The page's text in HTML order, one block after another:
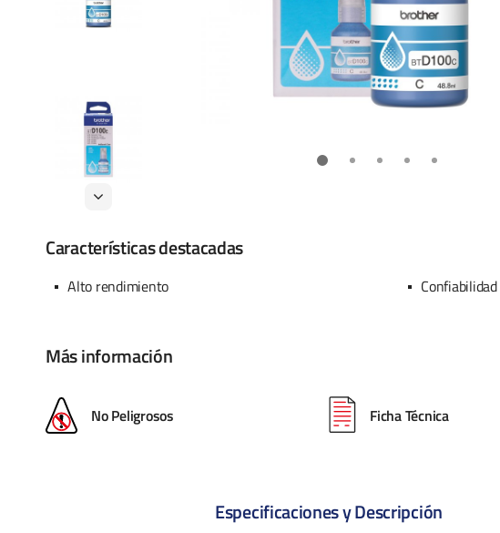
Características destacadas
Alto rendimiento Confiabilidad
Más información
No Peligrosos Ficha Técnica
Especificaciones y Descripción